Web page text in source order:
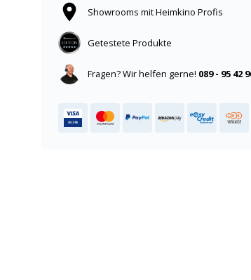
Showrooms mit Heimkino Profis
Getestete Produkte
Fragen? Wir helfen gerne! 089 - 95 42